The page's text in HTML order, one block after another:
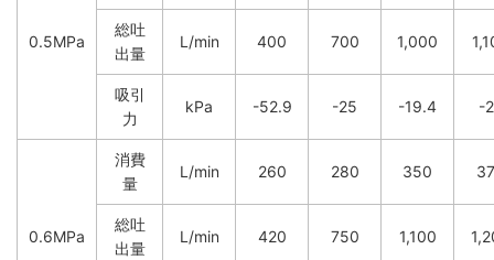
0.5MPa
総吐
出量
L/min 400 700 1,000
吸引
力
kPa -52.9 -25 -19.4 -
0.6MPa
消費
量
L/min 260 280 350
総吐
出量
L/min 420 750 1,100